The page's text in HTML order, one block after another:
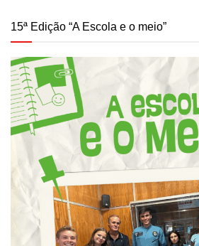
15ª Edição “A Escola e o meio”